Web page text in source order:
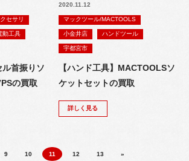
セサリ
動工具
ル首振りソ
の買取
2020.11.12
マックツール/MACTOOLS
小金井店 ハンドツール
宇都宮市
【ハンド工具】MACTOOLSソ
ケットセットの買取
詳しく見る
9 10 11 12 13 »